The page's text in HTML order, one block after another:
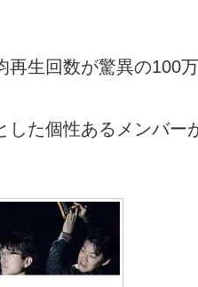
生回数が驚異の100
した個性あるメンバー